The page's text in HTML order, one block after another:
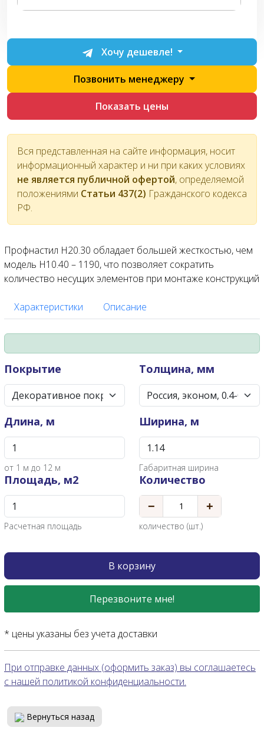
Хочу дешевле!
Позвонить менеджеру
Показать цены
Вся представленная на сайте информация, носит
информационный характер и ни при каких условиях
не является публичной офертой, определяемой
положениями Статьи 437(2) Гражданского кодекса
РФ.
Профнастил Н20.30 обладает большей жесткостью, чем
модель Н10.40 – 1190, что позволяет сократить
количество несущих элементов при монтаже конструкций
Характеристики Описание
Покрытие Толщина, мм
Длина, м
от 1 м до 12 м
Ширина, м
Габаритная ширина
Площадь, м2
Расчетная площадь
Количество
− +
количество (шт.)
В корзину
Перезвоните мне!
* цены указаны без учета доставки
При отправке данных (оформить заказ) вы соглашаетесь
с нашей политикой конфиденциальности.
Вернуться назад